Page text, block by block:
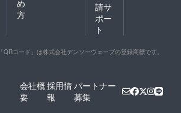
め
方
請サ
ポー
ト
「QRコード」は株式会社デンソーウェーブの登録商標です。
会社概
要
採用情
報
パートナー
募集